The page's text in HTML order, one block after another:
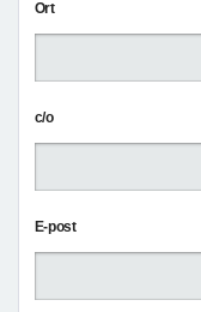
Ort
c/o
E-post